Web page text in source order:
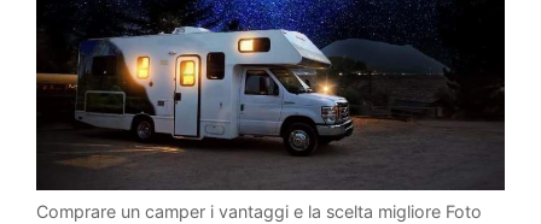
Comprare un camper i vantaggi e la scelta migliore Foto